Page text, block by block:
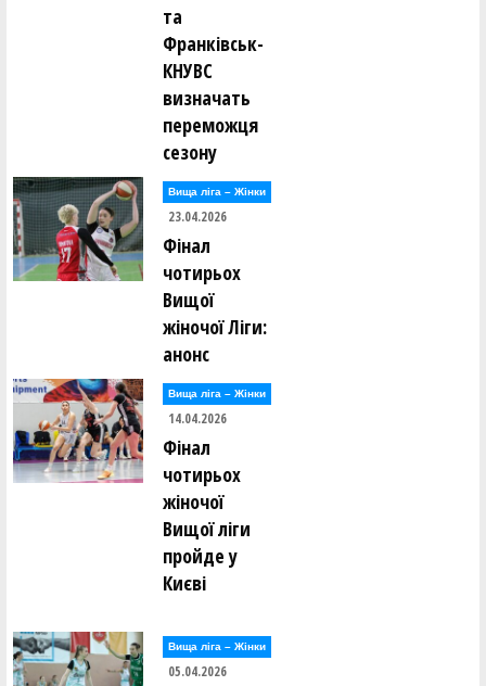
та
Франківськ-
КНУВС
визначать
переможця
сезону
Вища лiга – Жiнки
23.04.2026
Фінал
чотирьох
Вищої
жіночої Ліги:
анонс
Вища лiга – Жiнки
14.04.2026
Фінал
чотирьох
жіночої
Вищої ліги
пройде у
Києві
Вища лiга – Жiнки
05.04.2026